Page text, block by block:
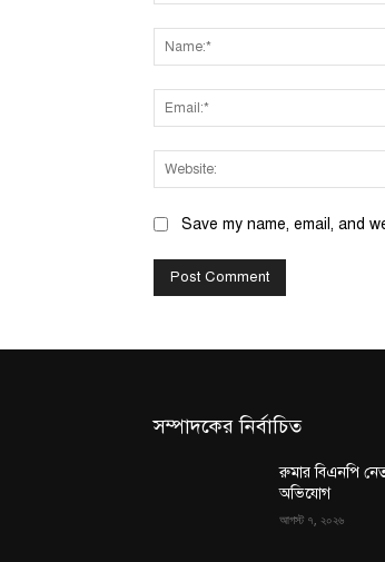
Save my name, email, and
সম্পাদকের নির্বাচিত
রুমার বিএনপি
অভিযোগ
আগস্ট ৭, ২০২৬